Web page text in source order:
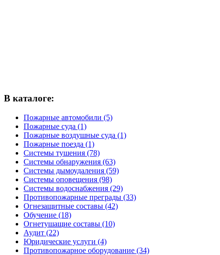
В каталоге:
Пожарные автомобили (5)
Пожарные суда (1)
Пожарные воздушные суда (1)
Пожарные поезда (1)
Системы тушения (78)
Системы обнаружения (63)
Системы дымоудаления (59)
Системы оповещения (98)
Системы водоснабжения (29)
Противопожарные преграды (33)
Огнезащитные составы (42)
Обучение (18)
Огнетушащие составы (10)
Аудит (22)
Юридические услуги (4)
Противопожарное оборудование (34)